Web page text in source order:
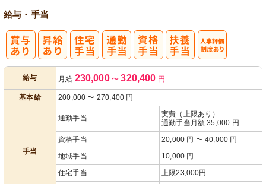
給与・手当
給与 月給 230,000 〜 320,400 円
基本給 200,000 〜 270,400 円
手当
通勤手当
実費（上限あり）
通勤手当月額 35,000 円
資格手当
20,000 円 〜 40,000 円
地域手当
10,000 円
住宅手当
上限23,000円